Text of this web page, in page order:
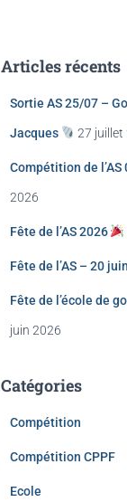
Articles récents
Sortie AS 25/07 –
Jacques 27 juillet
Compétition de l’AS
2026
Fête de l’AS 2026
Fête de l’AS – 20
Fête de l’école de
juin 2026
Catégories
Compétition
Compétition CPPF
Ecole